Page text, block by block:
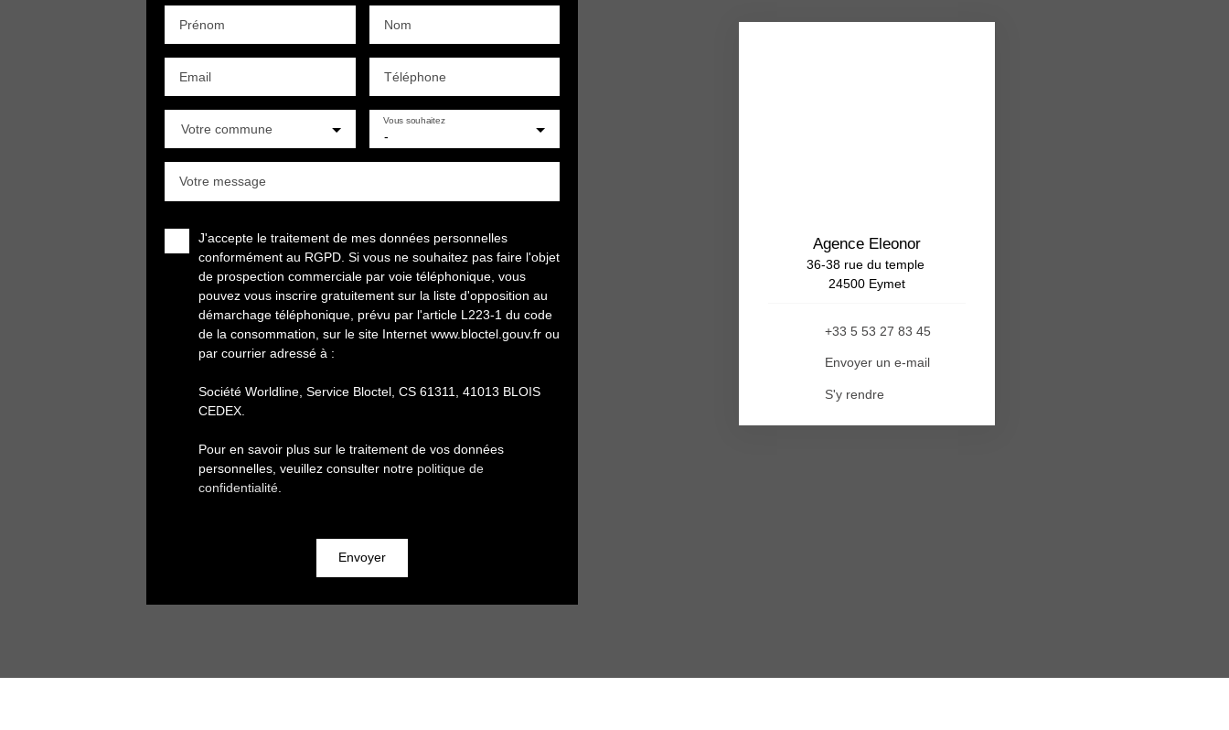
Prénom Nom
Email Téléphone
Votre commune -
Vous souhaitez
Votre message
J'accepte le traitement de mes données personnelles
conformément au RGPD. Si vous ne souhaitez pas faire l'objet
de prospection commerciale par voie téléphonique, vous
pouvez vous inscrire gratuitement sur la liste d'opposition au
démarchage téléphonique, prévu par l'article L223-1 du code
de la consommation, sur le site Internet www.bloctel.gouv.fr ou
par courrier adressé à :
Société Worldline, Service Bloctel, CS 61311, 41013 BLOIS
CEDEX.
Pour en savoir plus sur le traitement de vos données
personnelles, veuillez consulter notre politique de
confidentialité
Envoyer
Agence Eleonor
36-38 rue du temple
24500 Eymet
+33 5 53 27 83 45
Envoyer un e-mail
S'y rendre